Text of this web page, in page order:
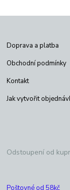
Doprava a platba
Obchodní podmínky
Kontakt
Jak vytvořit
Odstoupení od
Poštovné od 58kč